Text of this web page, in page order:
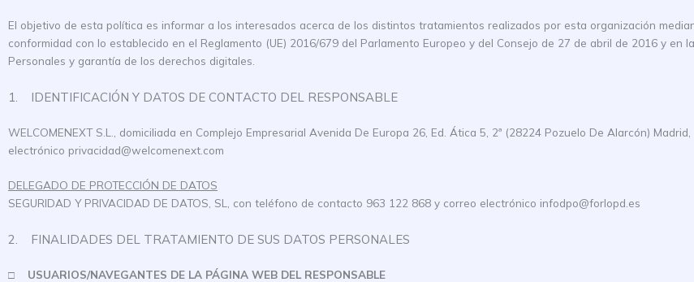
El objetivo de esta política es informar a los interesados acerca de los distintos tratamientos realizados por esta organización
conformidad con lo establecido en el Reglamento (UE) 2016/679 del Parlamento Europeo y del Consejo de 27 de abril de 2016 y en
Personales y garantía de los derechos digitales.
1. IDENTIFICACIÓN Y DATOS DE CONTACTO DEL RESPONSABLE
WELCOMENEXT S.L., domiciliada en Complejo Empresarial Avenida De Europa 26, Ed. Ática 5, 2ª (28224 Pozuelo De Alarcón)
electrónico privacidad@welcomenext.com
DELEGADO DE PROTECCIÓN DE DATOS
SEGURIDAD Y PRIVACIDAD DE DATOS, SL, con teléfono de contacto 963 122 868 y correo electrónico infodpo@forlopd.es
2. FINALIDADES DEL TRATAMIENTO DE SUS DATOS PERSONALES
□ USUARIOS/NAVEGANTES DE LA PÁGINA WEB DEL RESPONSABLE